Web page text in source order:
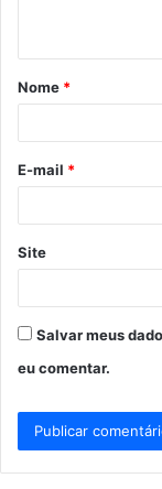
á
r
*
Nome *
E-mail *
Site
Salvar meus
eu comentar.